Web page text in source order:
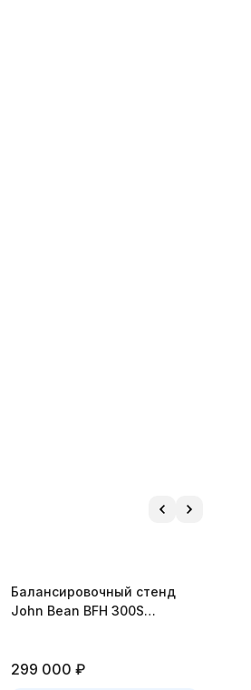
Балансировочный стенд
John Bean BFH 300S
299 000 ₽